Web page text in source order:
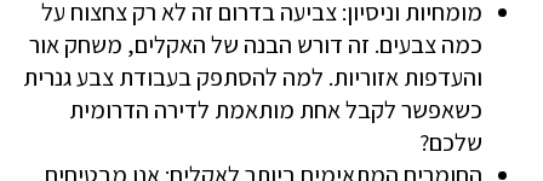
מומחיות וניסיון: צביעה בדרום זה לא רק צחצוח על
כמה צבעים. זה דורש הבנה של האקלים, משחק אור
והעדפות אזוריות. למה להסתפק בעבודת צבע גנרית
כשאפשר לקבל אחת מותאמת לדירה הדרומית
שלכם?